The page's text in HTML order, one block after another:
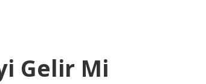
Gelir Mi